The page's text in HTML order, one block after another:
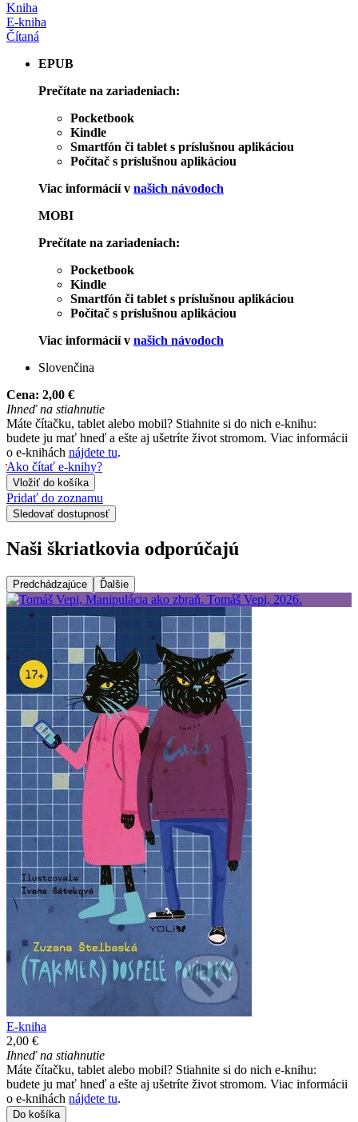
Kniha
E-kniha
Čítaná
EPUB
Prečítate na zariadeniach:
Pocketbook
Kindle
Smartfón či tablet s príslušnou aplikáciou
Počítač s príslušnou aplikáciou
Viac informácií v našich návodoch
MOBI
Prečítate na zariadeniach:
Pocketbook
Kindle
Smartfón či tablet s príslušnou aplikáciou
Počítač s príslušnou aplikáciou
Viac informácií v našich návodoch
Slovenčina
Cena: 2,00 €
Ihneď na stiahnutie
Máte čítačku, tablet alebo mobil? Stiahnite si do nich e-knihu:
budete ju mať hneď a ešte aj ušetríte život stromom. Viac informácii
o e-knihách nájdete tu.
Ako čítať e-knihy?
Vložiť do košíka
Pridať do zoznamu
Sledovať dostupnosť
Naši škriatkovia odporúčajú
Predchádzajúce Ďalšie
E-kniha
2,00 €
Ihneď na stiahnutie
Máte čítačku, tablet alebo mobil? Stiahnite si do nich e-knihu:
budete ju mať hneď a ešte aj ušetríte život stromom. Viac informácii
o e-knihách nájdete tu.
Do košíka